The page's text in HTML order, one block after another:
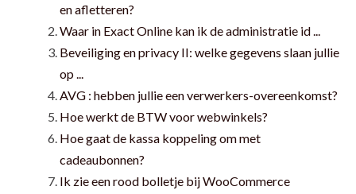
en afletteren?
Waar in Exact Online kan ik de administratie id ...
Beveiliging en privacy II: welke gegevens slaan jullie
op ...
AVG : hebben jullie een verwerkers-overeenkomst?
Hoe werkt de BTW voor webwinkels?
Hoe gaat de kassa koppeling om met
cadeaubonnen?
Ik zie een rood bolletje bij WooCommerce